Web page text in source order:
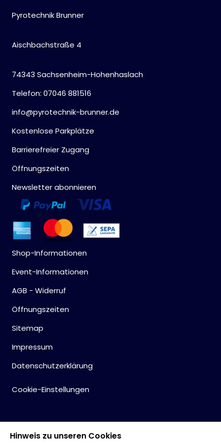
Pyrotechnik Brunner
Aischbachstraße 4
74343 Sachsenheim-Hohenhaslach
Telefon: 07046 881516
info@pyrotechnik-brunner.de
Kostenlose Parkplätze
Barrierefreier Zugang
Öffnungszeiten
Newsletter abonnieren
Shop-Informationen
Event-Informationen
AGB - Widerruf
Öffnungszeiten
Sitemap
Impressum
Datenschutzerklärung
Cookie-Einstellungen
Hinweis zu unseren Cookies